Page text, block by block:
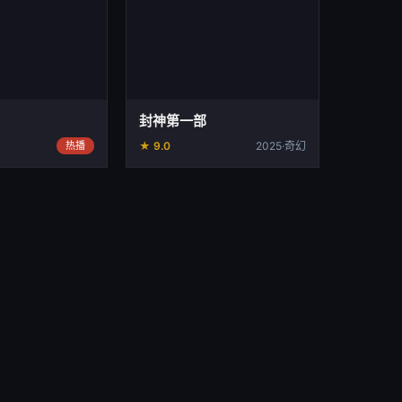
热播
封神第一部
★ 9.0 2025·奇幻